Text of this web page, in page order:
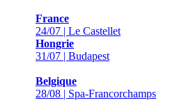
France
24/07 | Le Castellet
Hongrie
31/07 | Budapest
Belgique
28/08 | Spa-Francorchamps